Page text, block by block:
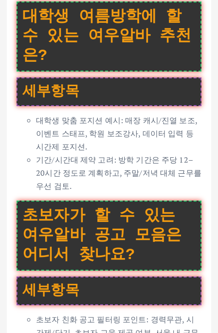
대학생 여름방학에 할
수 있는 여우알바 추천
은?
세부항목
대학생 맞춤 포지션 예시: 매장 캐시/진열 보조,
이벤트 스태프, 학원 보조강사, 데이터 입력 등
시간제 포지션.
기간/시간대 제약 고려: 방학 기간은 주당 12–
20시간 정도로 계획하고, 주말/저녁 대체 근무를
우선 검토.
초보자가 할 수 있는
여우알바 공고 모음은
어디서 찾나요?
세부항목
초보자 친화 공고 필터링 포인트: 경력무관, 시